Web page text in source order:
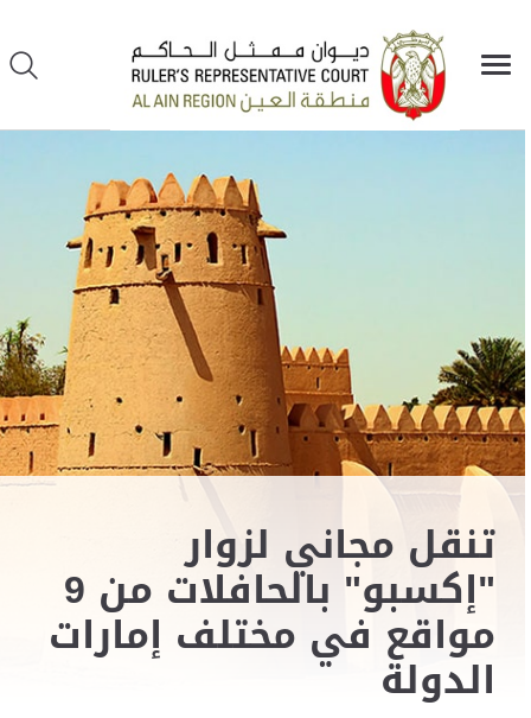
تنقل مجاني لزوار
"إكسبو" بالحافلات من 9
مواقع في مختلف إمارات
الدولة